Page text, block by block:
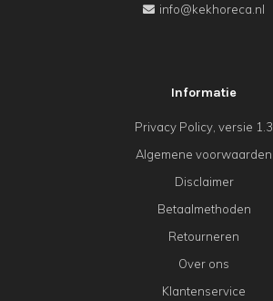
info@kekhoreca.nl
Informatie
Privacy Policy, versie 1.3
Algemene voorwaarden
Disclaimer
Betaalmethoden
Retourneren
Over ons
Klantenservice